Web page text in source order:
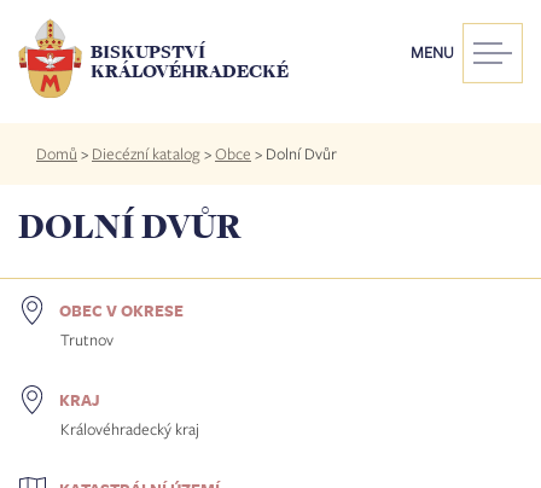
hlavnímu
obsahu
BISKUPSTVÍ
KRÁLOVÉHRADECKÉ
MENU
Drobečková
navigace
Domů > Diecézní katalog>Obce > Dolní Dvůr
DOLNÍ DVŮR
OBEC V OKRESE
Trutnov
KRAJ
Královéhradecký kraj